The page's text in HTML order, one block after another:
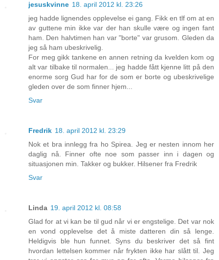
jesuskvinne 18. april 2012 kl. 23:26
jeg hadde lignendes opplevelse ei gang. Fikk en tlf om at en
av guttene min ikke var der han skulle være og ingen fant
ham. Den halvtimen han var "borte" var grusom. Gleden da
jeg så ham ubeskrivelig.
For meg gikk tankene en annen retning da kvelden kom og
alt var tilbake til normalen... jeg hadde fått kjenne litt på den
enorme sorg Gud har for de som er borte og ubeskrivelige
gleden over de som finner hjem...
Svar
Fredrik 18. april 2012 kl. 23:29
Nok et bra innlegg fra ho Spirea. Jeg er nesten innom her
daglig nå. Finner ofte noe som passer inn i dagen og
situasjonen min. Takker og bukker. Hilsener fra Fredrik
Svar
Linda 19. april 2012 kl. 08:58
Glad for at vi kan be til gud når vi er engstelige. Det var nok
en vond opplevelse det å miste datteren din så lenge.
Heldigvis ble hun funnet. Syns du beskriver det så fint
hvordan lettelsen kommer når frykten ikke har slått til. Jeg